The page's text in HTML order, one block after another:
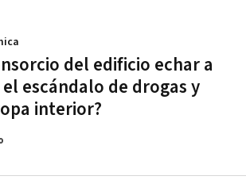
del edificio echar a
escándalo de drogas y
interior?